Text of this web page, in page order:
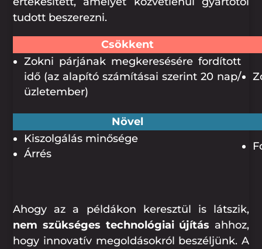
tudott beszerezni.
Csökkent
Zokni párjának megkeresésére fordított
idő (az alapító számításai szerint 20 nap/
üzletember)
Növel
Kiszolgálás minősége
Árrés
Ahogy az a példákon keresztül is látszik,
nem szükséges technológiai újítás ahhoz,
hogy innovatív megoldásokról beszéljünk. A